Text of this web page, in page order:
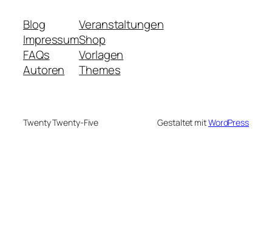
Blog
Impressum
FAQs
Autoren
Veranstaltungen
Shop
Vorlagen
Themes
Twenty Twenty-Five Gestaltet mitWordPress